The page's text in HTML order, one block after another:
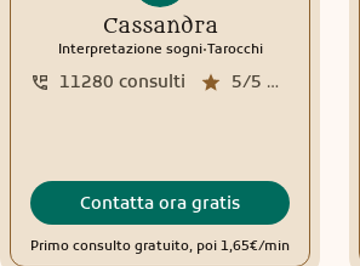
Cassandra
Interpretazione sogni.Tarocchi
5/5 media
11280 consulti
Contatta ora gratis
Primo consulto gratuito, poi 1,65€/min